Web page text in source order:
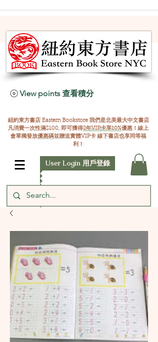
View points 查看積分
紐約東方書店 Eastern Bookstore 我們是北美最大中文書店
凡消費一次性滿$100, 即可獲得2年VIP卡享10%優惠！線上
會單獨發放優惠碼並贈送實體VIP卡 線下書店也享同等福
利！
User Login 用戶登錄